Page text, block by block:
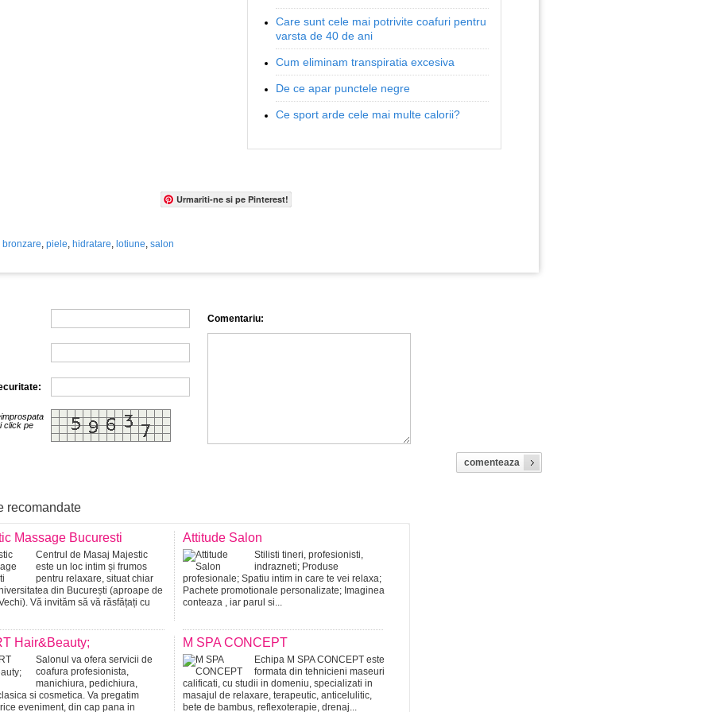
Care sunt cele mai potrivite coafuri pentru
varsta de 40 de ani
Cum eliminam transpiratia excesiva
De ce apar punctele negre
Ce sport arde cele mai multe calorii?
Urmariti-ne si pe Pinterest!
bronzare piele hidratare lotiune salon
Comentariu:
click pe
comenteaza
recomandate
Massage Bucuresti
Centrul de Masaj Majestic
este un loc intim și frumos
pentru relaxare, situat chiar
din București (aproape de
Vă invităm să vă răsfățați cu
Attitude Salon
Stilisti tineri, profesionisti,
indrazneti; Produse
profesionale; Spatiu intim in care te vei relaxa;
Pachete promotionale personalizate; Imaginea
conteaza , iar parul si...
Hair&Beauty;
Salonul va ofera servicii de
coafura profesionista,
manichiura, pedichiura,
si cosmetica. Va pregatim
eveniment, din cap pana in
M SPA CONCEPT
Echipa M SPA CONCEPT este
formata din tehnicieni maseuri
calificati, cu studii in domeniu, specializati in
masajul de relaxare, terapeutic, anticelulitic,
bete de bambus, reflexoterapie, drenaj...